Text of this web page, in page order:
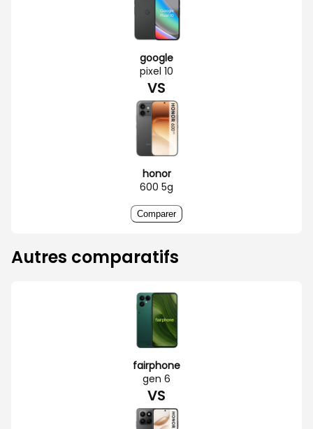
google
pixel 10
VS
honor
600 5g
Comparer
Autres comparatifs
fairphone
gen 6
VS